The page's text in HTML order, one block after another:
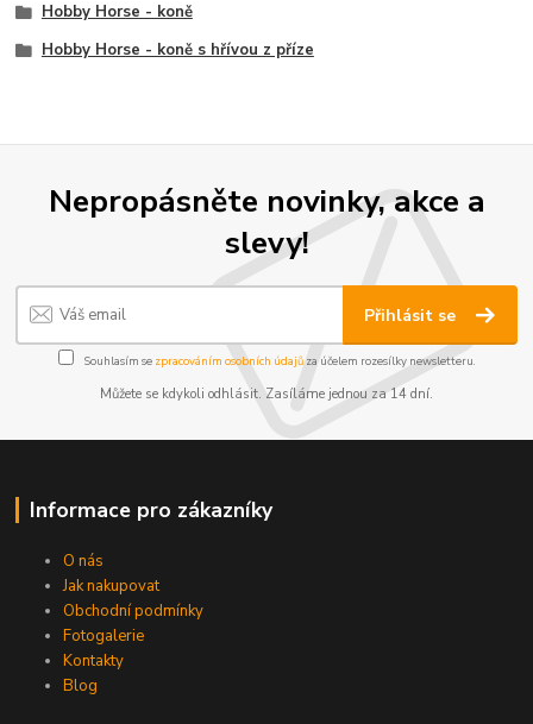
Hobby Horse - koně
Hobby Horse - koně s hřívou z příze
Nepropásněte novinky, akce a
slevy!
Přihlásit se
Souhlasím se zpracováním osobních údajůza účelem rozesílky newsletteru.
Můžete se kdykoli odhlásit. Zasíláme jednou za 14 dní.
Informace pro zákazníky
O nás
Jak nakupovat
Obchodní podmínky
Fotogalerie
Kontakty
Blog